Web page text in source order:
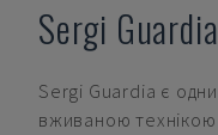
Sergi Guardia
Sergi Guardia є
вживаною